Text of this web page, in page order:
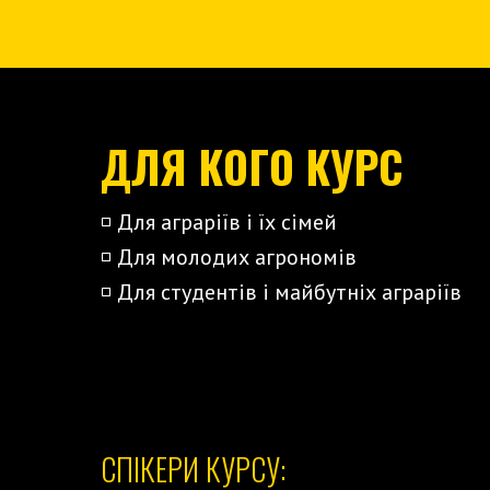
ДЛЯ КОГО КУРС
◽️ Для аграріїв і їх сімей
◽️ Для молодих агрономів
◽️ Для студентів і майбутніх аграріїв
СПІКЕРИ КУРСУ: